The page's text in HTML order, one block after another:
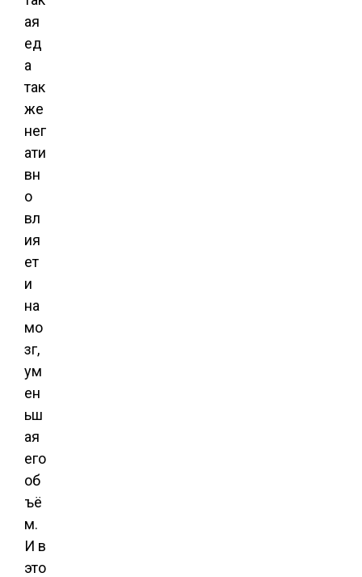
ая
ед
а
так
же
нег
ати
вн
о
вл
ия
ет
и
на
мо
зг,
ум
ен
ьш
ая
его
об
ъё
м.
И в
это